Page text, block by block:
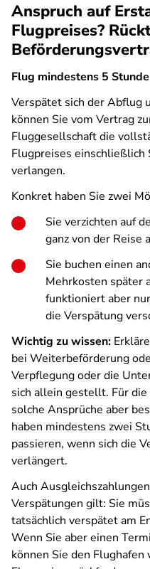
Anspruch auf
Flugpreises?
Flug mindestens 5
Verspätet sich der Abflug
können Sie vom Vertrag
Fluggesellschaft die
Flugpreises einschließlich
verlangen.
Konkret haben Sie zwei
Sie verzichten auf
ganz von der Reise
Sie buchen einen
Mehrkosten später
funktioniert aber
die Verspätung
Wichtig zu wissen:
bei Weiterbeförderung
Verpflegung oder die
sich allein gestellt. Für
solche Ansprüche aber
haben mindestens zwei
passieren, wenn sich die
verlängert.
Auch
Verspätungen gilt: Sie
tatsächlich verspätet am
Wenn Sie aber einen
können Sie den